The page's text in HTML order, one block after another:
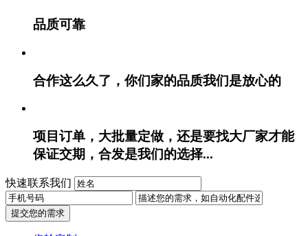
品质可靠
合作这么久了，你们家的品质我们是放心的
项目订单，大批量定做，还是要找大厂家才能
保证交期，合发是我们的选择...
快速联系我们
提交您的需求